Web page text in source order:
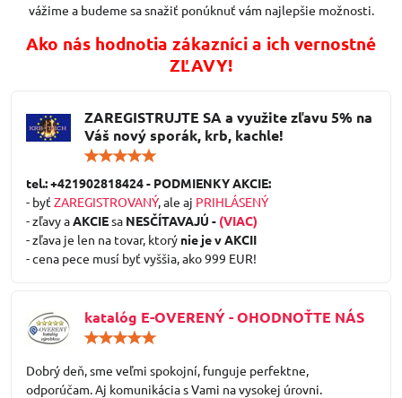
vážime a budeme sa snažiť ponúknuť vám najlepšie možnosti.
Ako nás hodnotia zákazníci a ich vernostné
ZĽAVY!
ZAREGISTRUJTE SA a využite zľavu 5% na
Váš nový sporák, krb, kachle!
/
5
tel.: +421902818424 - PODMIENKY AKCIE:
- byť ZAREGISTROVANÝ, ale aj PRIHLÁSENÝ
- zľavy aAKCIEsa NESČÍTAVAJÚ - (VIAC)
- zľava je len na tovar, ktorý nie je v AKCII
- cena pece musí byť vyššia, ako 999 EUR!
katalóg E-OVERENÝ - OHODNOŤTE NÁS
5
Dobrý deň, sme veľmi spokojní, funguje perfektne,
odporúčam. Aj komunikácia s Vami na vysokej úrovni.